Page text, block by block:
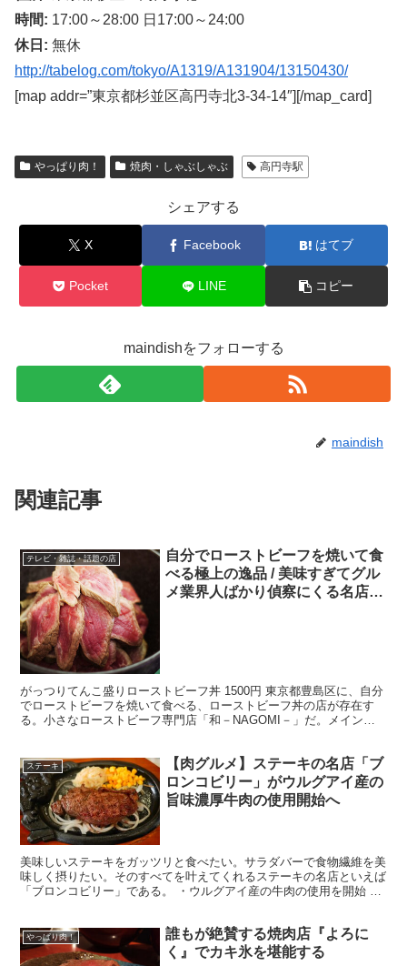
時間: 17:00～28:00 日17:00～24:00
休日: 無休
http://tabelog.com/tokyo/A1319/A131904/13150430/
[map addr=”東京都杉並区高円寺北3-34-14″][/map_card]
やっぱり肉！ 焼肉・しゃぶしゃぶ 高円寺駅
シェアする
X Facebook はてブ
Pocket LINE コピー
maindishをフォローする
maindish
関連記事
テレビ・雑誌・話題の店
自分でローストビーフを焼いて食
べる極上の逸品 / 美味すぎてグル
メ業界人ばかり偵察にくる名店
がっつりてんこ盛りローストビーフ丼 1500円 東京都豊島区に、自分
でローストビーフを焼いて食べる、ローストビーフ丼の店が存在す
る。小さなローストビーフ専門店「和－NAGOMI－」だ。メイン料
ステーキ
【肉グルメ】ステーキの名店「ブ
ロンコビリー」がウルグアイ産の
旨味濃厚牛肉の使用開始へ
美味しいステーキをガッツリと食べたい。サラダバーで食物繊維を美
味しく摂りたい。そのすべてを叶えてくれるステーキの名店といえば
「ブロンコビリー」である。 ・ウルグアイ産の牛肉の使用を開始 豪
やっぱり肉！
誰もが絶賛する焼肉店『よろに
く』でカキ氷を堪能する